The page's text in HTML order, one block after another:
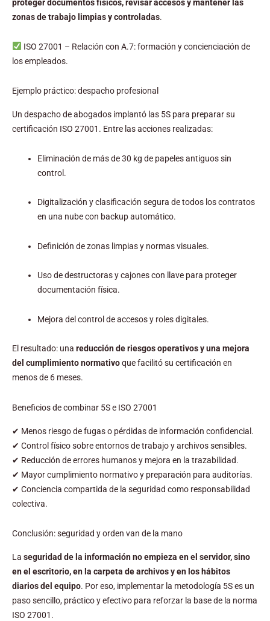
proteger documentos físicos, revisar accesos y mantener las
zonas de trabajo limpias y controladas.
ISO 27001 – Relación con A.7: formación y concienciación de
los empleados.
Ejemplo práctico: despacho profesional
Un despacho de abogados implantó las 5S para preparar su
certificación ISO 27001. Entre las acciones realizadas:
Eliminación de más de 30 kg de papeles antiguos sin
control.
Digitalización y clasificación segura de todos los contratos
en una nube con backup automático.
Definición de zonas limpias y normas visuales.
Uso de destructoras y cajones con llave para proteger
documentación física.
Mejora del control de accesos y roles digitales.
El resultado: una reducción de riesgos operativos y una mejora
del cumplimiento normativoque facilitó su certificación en
menos de 6 meses.
Beneficios de combinar 5S e ISO 27001
✔ Menos riesgo de fugas o pérdidas de información confidencial.
✔ Control físico sobre entornos de trabajo y archivos sensibles.
✔ Reducción de errores humanos y mejora en la trazabilidad.
✔ Mayor cumplimiento normativo y preparación para auditorías.
✔ Conciencia compartida de la seguridad como responsabilidad
colectiva.
Conclusión: seguridad y orden van de la mano
La seguridad de la información no empieza en el servidor, sino
en el escritorio, en la carpeta de archivos y en los hábitos
diarios del equipo. Por eso, implementar la metodología 5S es un
paso sencillo, práctico y efectivo para reforzar la base de la norma
ISO 27001.